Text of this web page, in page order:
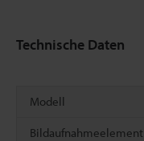
Technische Daten
Modell
Bildaufnahmeelement